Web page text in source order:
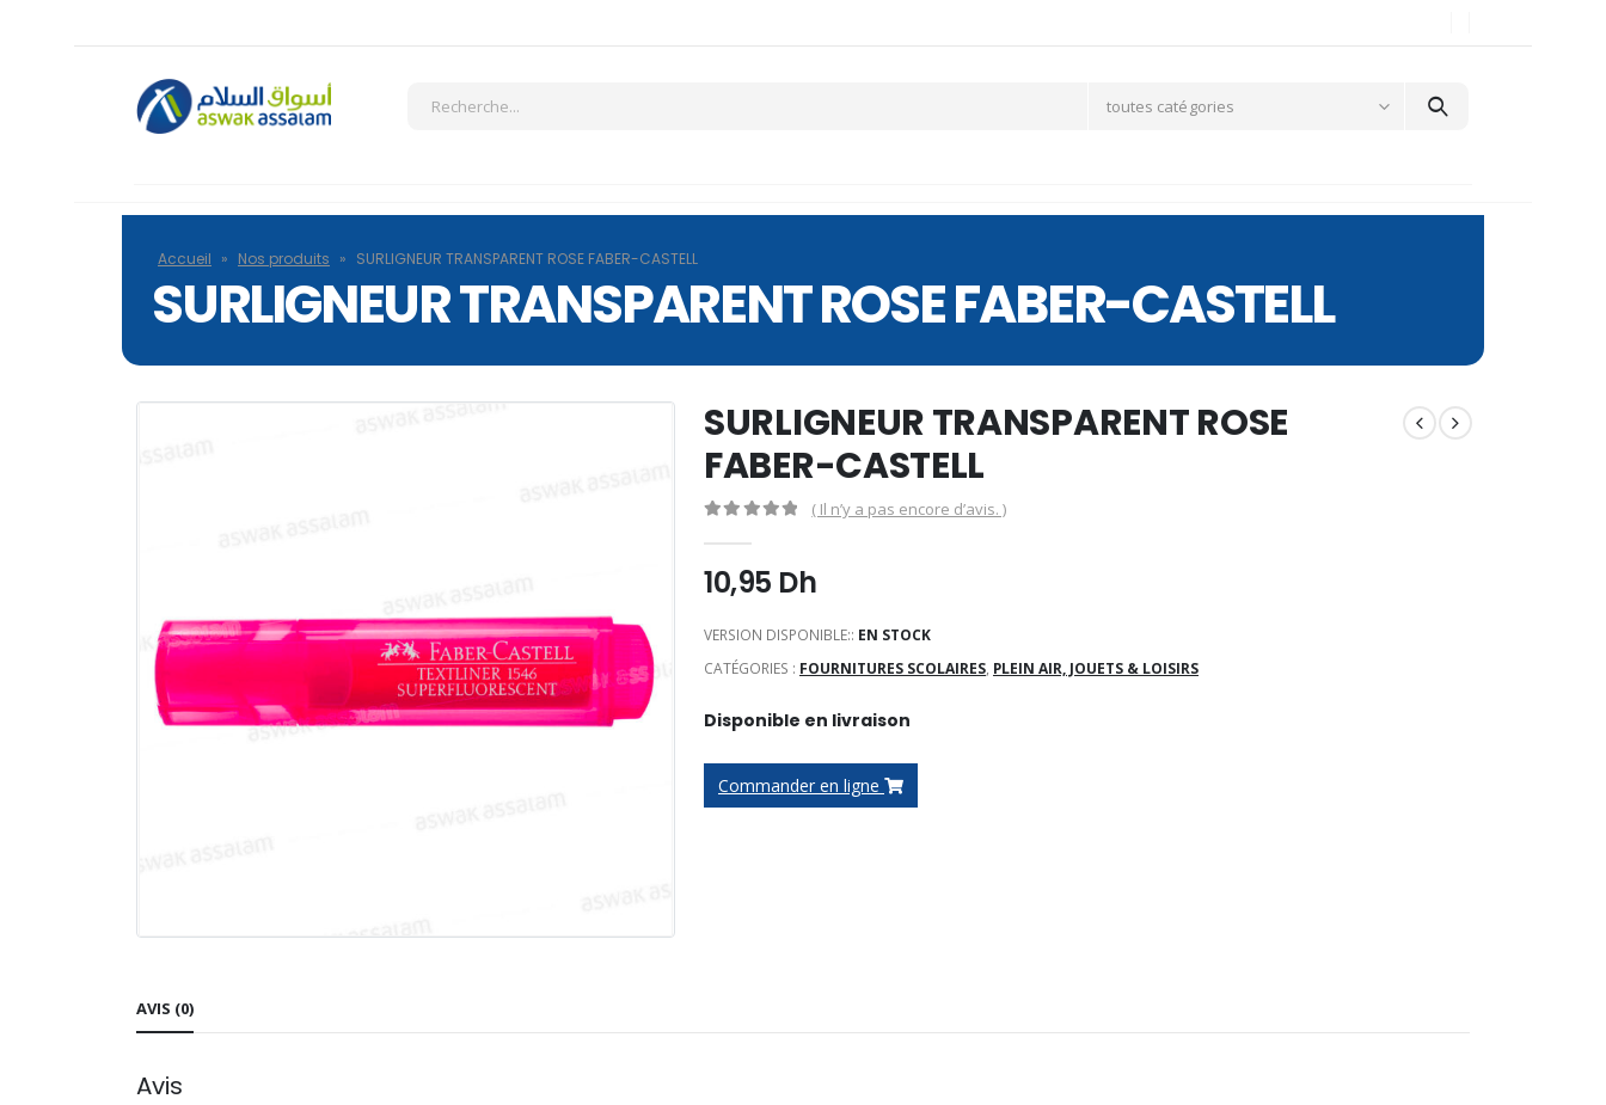
toutes catégories
Accueil » Nos produits » SURLIGNEUR TRANSPARENT ROSE FABER-CASTELL
SURLIGNEUR TRANSPARENT ROSE FABER-CASTELL
SURLIGNEUR TRANSPARENT ROSE
FABER-CASTELL
( Il n’y a pas encore d’avis. )
10,95 Dh
VERSION DISPONIBLE:: EN STOCK
CATÉGORIES : FOURNITURES SCOLAIRES, PLEIN AIR, JOUETS & LOISIRS
Disponible en livraison
Commander en ligne
AVIS (0)
Avis